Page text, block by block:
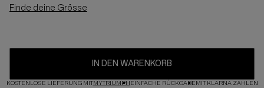
Finde deine Grösse
IN DEN WARENKORB
KOSTENLOSE LIEFERUNG MITMYTRIUMPHEINFACHE RÜCKGABEMIT KLARNA ZAHLEN